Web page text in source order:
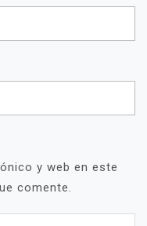
y web en este
comente.